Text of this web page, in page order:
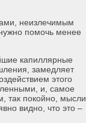
неизлечимым
помочь менее
капиллярные
замедляет
этого
и, самое
так покойно, мысли
видно, что это –